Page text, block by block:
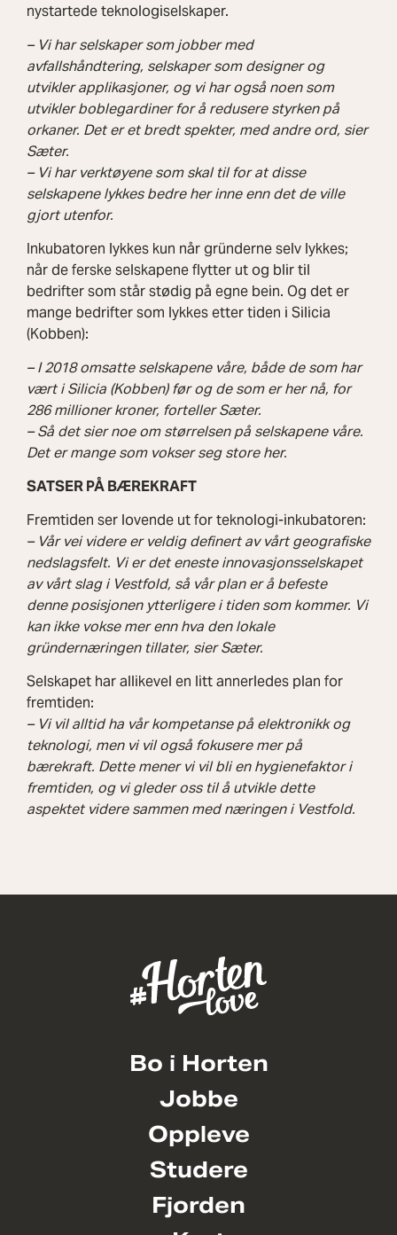
nystartede teknologiselskaper.
– Vi har selskaper som jobber med
avfallshåndtering, selskaper som designer og
utvikler applikasjoner, og vi har også noen som
utvikler boblegardiner for å redusere styrken på
orkaner. Det er et bredt spekter, med andre ord, sier
Sæter.
– Vi har verktøyene som skal til for at disse
selskapene lykkes bedre her inne enn det de ville
gjort utenfor.
Inkubatoren lykkes kun når gründerne selv lykkes;
når de ferske selskapene flytter ut og blir til
bedrifter som står stødig på egne bein. Og det er
mange bedrifter som lykkes etter tiden i Silicia
(Kobben):
– I 2018 omsatte selskapene våre, både de som har
vært i Silicia (Kobben) før og de som er her nå, for
286 millioner kroner, forteller Sæter.
– Så det sier noe om størrelsen på selskapene våre.
Det er mange som vokser seg store her.
SATSER PÅ BÆREKRAFT
Fremtiden ser lovende ut for teknologi-inkubatoren:
– Vår vei videre er veldig definert av vårt geografiske
nedslagsfelt. Vi er det eneste innovasjonsselskapet
av vårt slag i Vestfold, så vår plan er å befeste
denne posisjonen ytterligere i tiden som kommer. Vi
kan ikke vokse mer enn hva den lokale
gründernæringen tillater, sier Sæter.
Selskapet har allikevel en litt annerledes plan for
fremtiden:
– Vi vil alltid ha vår kompetanse på elektronikk og
teknologi, men vi vil også fokusere mer på
bærekraft. Dette mener vi vil bli en hygienefaktor i
fremtiden, og vi gleder oss til å utvikle dette
aspektet videre sammen med næringen i Vestfold.
Bo i Horten
Jobbe
Oppleve
Studere
Fjorden